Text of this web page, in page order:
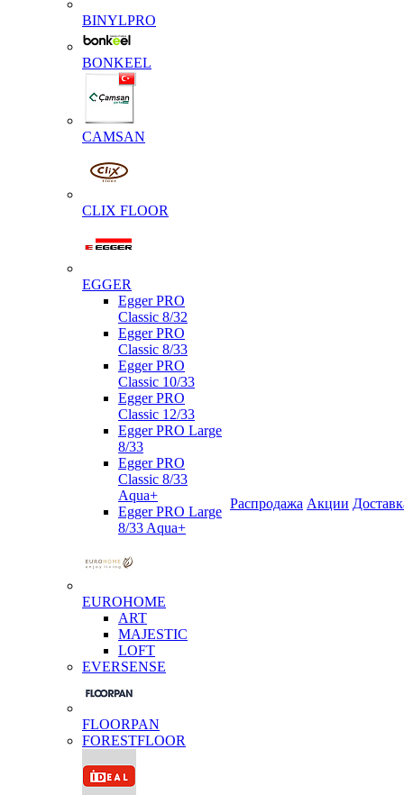
BINYLPRO
BONKEEL
CAMSAN
CLIX FLOOR
EGGER
Egger PRO
Classic 8/32
Egger PRO
Classic 8/33
Egger PRO
Classic 10/33
Egger PRO
Classic 12/33
Egger PRO Large
8/33
Egger PRO
Classic 8/33
Aqua+
Egger PRO Large
8/33 Aqua+
EUROHOME
ART
MAJESTIC
LOFT
EVERSENSE
FLOORPAN
FORESTFLOOR
Распродажа Акции